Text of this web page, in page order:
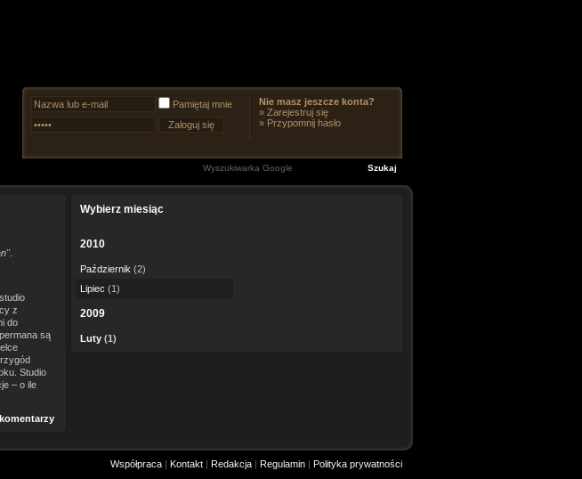
Pamiętaj mnie
Nie masz jeszcze konta?
» Zarejestruj się
» Przypomnij hasło
studio
z
do
są
Studio
– o ile
Wybierz miesiąc
2010
Październik (2)
Lipiec (1)
2009
Luty (1)
Współpraca | Kontakt | Redakcja | Regulamin | Polityka prywatności